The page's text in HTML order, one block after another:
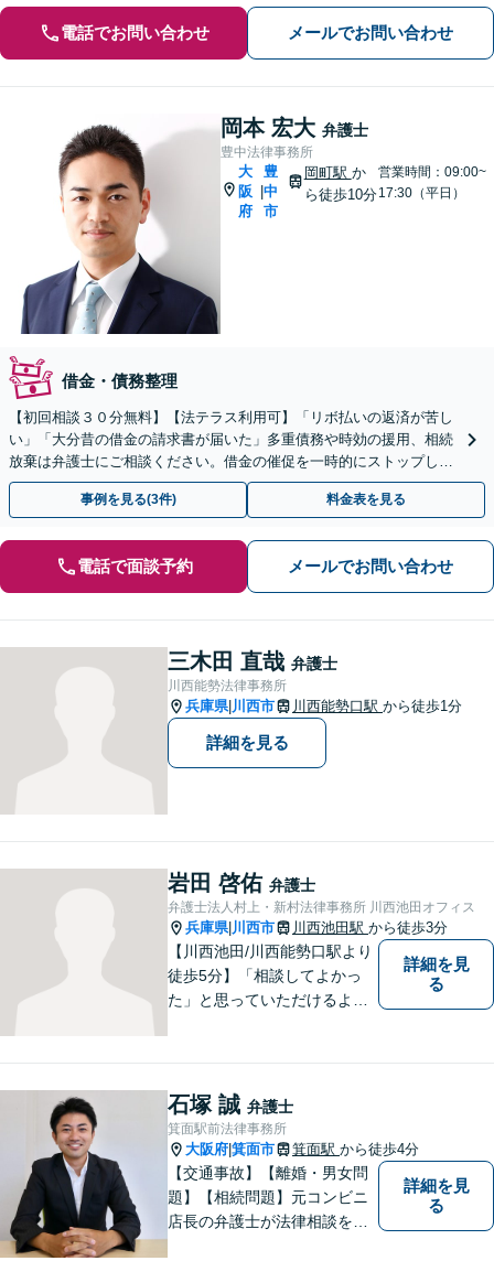
電話でお問い合わせ メールでお問い合わせ
岡本 宏大 弁護士
豊中法律事務所
大
阪
府
|
豊
中
市
岡町駅 か
ら徒歩10分
営業時間：09:00~
17:30（平日）
借金・債務整理
【初回相談３０分無料】【法テラス利用可】「リボ払いの返済が苦し
い」「大分昔の借金の請求書が届いた」多重債務や時効の援用、相続
放棄は弁護士にご相談ください。借金の催促を一時的にストップしま
す。自己破産、個人再生など【岡町駅10分】
事例を見る(3件) 料金表を見る
電話で面談予約 メールでお問い合わせ
三木田 直哉 弁護士
川西能勢法律事務所
兵庫県| 川西市 川西能勢口駅 から徒歩1分
詳細を見る
岩田 啓佑 弁護士
弁護士法人村上・新村法律事務所 川西池田オフィス
兵庫県| 川西市 川西池田駅 から徒歩3分
【川西池田/川西能勢口駅より
徒歩5分】「相談してよかっ
た」と思っていただけるよう
ことなく私にご相談くださ
い。
詳細を見
る
石塚 誠 弁護士
箕面駅前法律事務所
大阪府 箕面市 箕面駅 から徒歩4分
【交通事故】【離婚・男女問
題】【相続問題】元コンビニ
店長の弁護士が法律相談を承
詳細を見
る